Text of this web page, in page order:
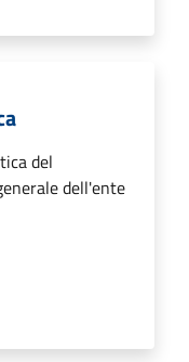
del
dell'ente